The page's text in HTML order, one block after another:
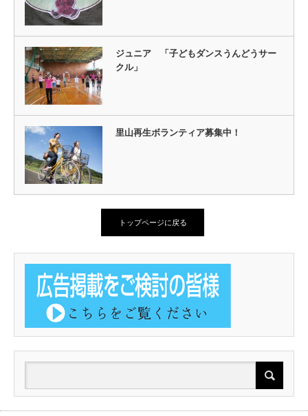
ジュニア 「子どもダンスうんどうサー
クル」
里山再生ボランティア募集中！
トップページに戻る